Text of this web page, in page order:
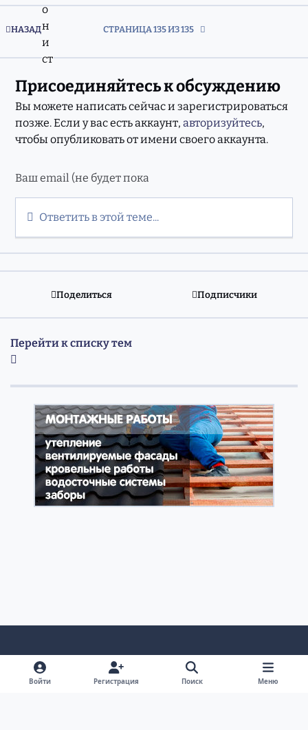
ПЕРВАЯ СТРАНИЦА
НАЗАД СТРАНИЦА 135 ИЗ 135
Присоединяйтесь к обсуждению
Вы можете написать сейчас и зарегистрироваться
позже. Если у вас есть аккаунт,авторизуйтесь,
чтобы опубликовать от имени своего аккаунта.
Ответить в этой теме...
Поделиться Подписчики
Перейти к списку тем
Светлый режим
Темный режим
Системные предпочтения
v
Войти Регистрация Поиск Меню